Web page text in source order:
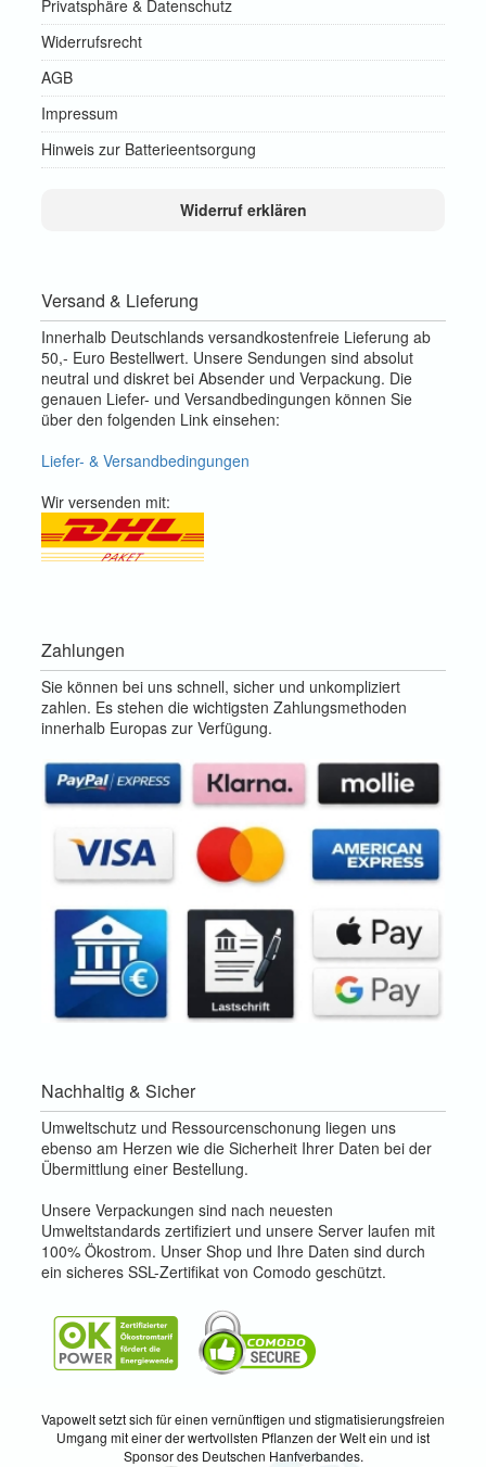
Privatsphäre & Datenschutz
Widerrufsrecht
AGB
Impressum
Hinweis zur Batterieentsorgung
Widerruf erklären
Versand & Lieferung
Innerhalb Deutschlands versandkostenfreie Lieferung ab
50,- Euro Bestellwert. Unsere Sendungen sind absolut
neutral und diskret bei Absender und Verpackung. Die
genauen Liefer- und Versandbedingungen können Sie
über den folgenden Link einsehen:
Liefer- & Versandbedingungen
Wir versenden mit:
Zahlungen
Sie können bei uns schnell, sicher und unkompliziert
zahlen. Es stehen die wichtigsten Zahlungsmethoden
innerhalb Europas zur Verfügung.
Nachhaltig & Sicher
Umweltschutz und Ressourcenschonung liegen uns
ebenso am Herzen wie die Sicherheit Ihrer Daten bei der
Übermittlung einer Bestellung.
Unsere Verpackungen sind nach neuesten
Umweltstandards zertifiziert und unsere Server laufen mit
100% Ökostrom. Unser Shop und Ihre Daten sind durch
ein sicheres SSL-Zertifikat von Comodo geschützt.
Vapowelt setzt sich für einen vernünftigen und stigmatisierungsfreien
Umgang mit einer der wertvollsten Pflanzen der Welt ein und ist
Sponsor des Deutschen Hanfverbandes.